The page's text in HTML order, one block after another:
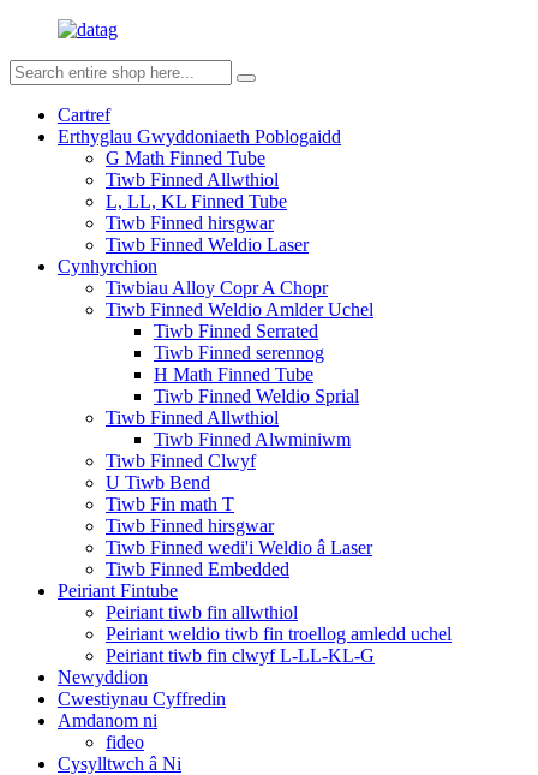
Cartref
Erthyglau Gwyddoniaeth Poblogaidd
G Math Finned Tube
Tiwb Finned Allwthiol
L, LL, KL Finned Tube
Tiwb Finned hirsgwar
Tiwb Finned Weldio Laser
Cynhyrchion
Tiwbiau Alloy Copr A Chopr
Tiwb Finned Weldio Amlder Uchel
Tiwb Finned Serrated
Tiwb Finned serennog
H Math Finned Tube
Tiwb Finned Weldio Sprial
Tiwb Finned Allwthiol
Tiwb Finned Alwminiwm
Tiwb Finned Clwyf
U Tiwb Bend
Tiwb Fin math T
Tiwb Finned hirsgwar
Tiwb Finned wedi'i Weldio â Laser
Tiwb Finned Embedded
Peiriant Fintube
Peiriant tiwb fin allwthiol
Peiriant weldio tiwb fin troellog amledd uchel
Peiriant tiwb fin clwyf L-LL-KL-G
Newyddion
Cwestiynau Cyffredin
Amdanom ni
fideo
Cysylltwch â Ni